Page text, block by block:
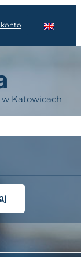
konto
Katowicach